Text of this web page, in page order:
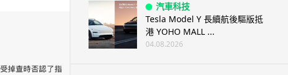
汽車科技
Tesla Model Y 長續航後驅版抵
港 YOHO MALL ...
04.08.2026